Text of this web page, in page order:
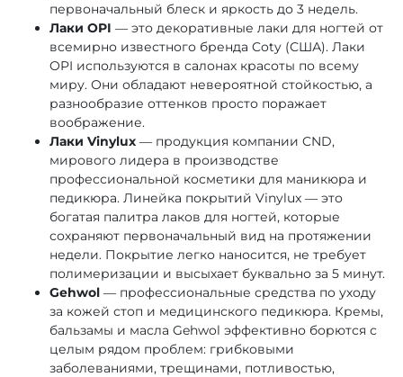
первоначальный блеск и яркость до 3 недель.
Лаки OPI — это декоративные лаки для ногтей от
всемирно известного бренда Coty (США). Лаки
OPI используются в салонах красоты по всему
миру. Они обладают невероятной стойкостью, а
разнообразие оттенков просто поражает
воображение.
Лаки Vinylux — продукция компании CND,
мирового лидера в производстве
профессиональной косметики для маникюра и
педикюра. Линейка покрытий Vinylux — это
богатая палитра лаков для ногтей, которые
сохраняют первоначальный вид на протяжении
недели. Покрытие легко наносится, не требует
полимеризации и высыхает буквально за 5 минут.
Gehwol — профессиональные средства по уходу
за кожей стоп и медицинского педикюра. Кремы,
бальзамы и масла Gehwol эффективно борются с
целым рядом проблем: грибковыми
заболеваниями, трещинами, потливостью,